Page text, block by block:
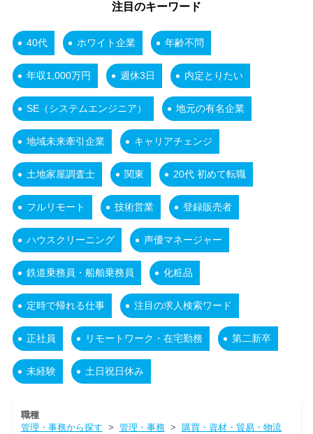
注目のキーワード
40代 ホワイト企業 年齢不問
年収1,000万円 週休3日 内定とりたい
SE（システムエンジニア） 地元の有名企業
地域未来牽引企業 キャリアチェンジ
土地家屋調査士 関東 20代 初めて転職
フルリモート 技術営業 登録販売者
ハウスクリーニング 声優マネージャー
鉄道乗務員・船舶乗務員 化粧品
定時で帰れる仕事 注目の求人検索ワード
正社員 リモートワーク・在宅勤務 第二新卒
未経験 土日祝日休み
職種
管理・事務から探す > 管理・事務> 購買・資材・貿易・物流